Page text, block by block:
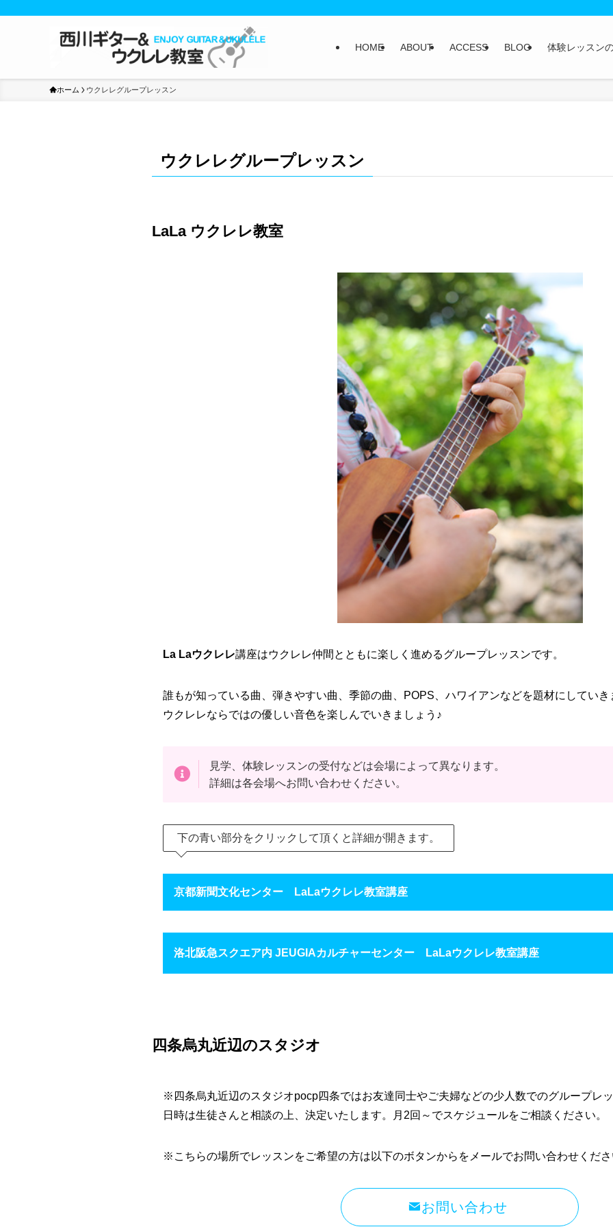
HOME ABOUT ACCESS BLOG 体験レッスン
ホーム ウクレレグループレッスン
ウクレレグループレッスン
LaLa ウクレレ教室
La Laウクレレ講座はウクレレ仲間とともに楽しく進めるグループレッスンです。
誰もが知っている曲、弾きやすい曲、季節の曲、POPS、ハワイアンなどを題材にしていき
ウクレレならではの優しい音色を楽しんでいきましょう♪
見学、体験レッスンの受付などは会場によって異なります。
詳細は各会場へお問い合わせください。
下の青い部分をクリックして頂くと詳細が開きます。
京都新聞文化センター LaLaウクレレ教室講座
洛北阪急スクエア内 JEUGIAカルチャーセンター LaLaウクレレ教室講座
四条烏丸近辺のスタジオ
※四条烏丸近辺のスタジオpocp四条ではお友達同士やご夫婦などの少人数でのグループレ
日時は生徒さんと相談の上、決定いたします。月2回～でスケジュールをご相談ください。
※こちらの場所でレッスンをご希望の方は以下のボタンからをメールでお問い合わせくだ
お問い合わせ